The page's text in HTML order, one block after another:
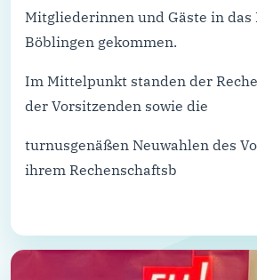
Mitgliederinnen und Gäste in das
Böblingen gekommen.
Im Mittelpunkt standen der
der Vorsitzenden sowie die
turnusgenäßen Neuwahlen des
ihrem Rechenschaftsb